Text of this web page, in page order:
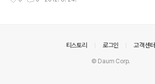
티스토리 로그인 고객센터
© Daum Corp.